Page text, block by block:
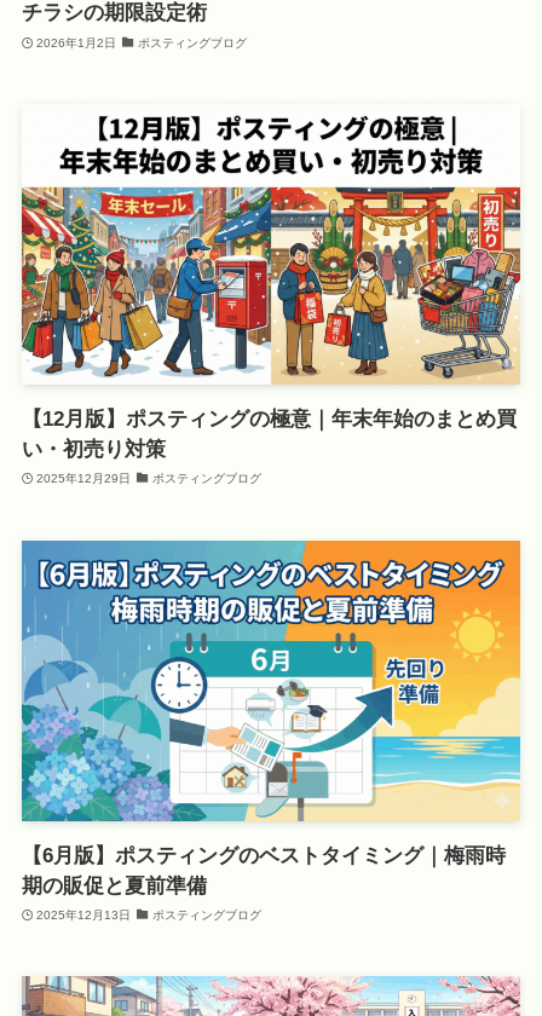
チラシの期限設定術
2026年1月2日 ポスティングブログ
【12月版】ポスティングの極意｜年末年始のまとめ買
い・初売り対策
2025年12月29日 ポスティングブログ
【6月版】ポスティングのベストタイミング｜梅雨時
期の販促と夏前準備
2025年12月13日 ポスティングブログ